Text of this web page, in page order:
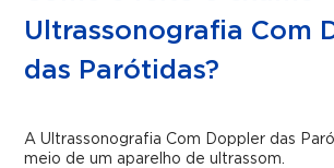
Ultrassonografia Com
das Parótidas?
A Ultrassonografia Com Doppler das
meio de um aparelho de ultrassom.